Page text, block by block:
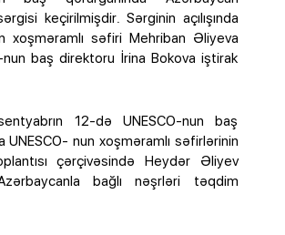
keçirilmişdir. Sərginin açılışında
xoşməramlı səfiri Mehriban Əliyeva
nun baş direktoru İrina Bokova iştirak
12-də UNESCO-nun baş
UNESCO- nun xoşməramlı səfirlərinin
çərçivəsində Heydər Əliyev
bağlı nəşrləri təqdim